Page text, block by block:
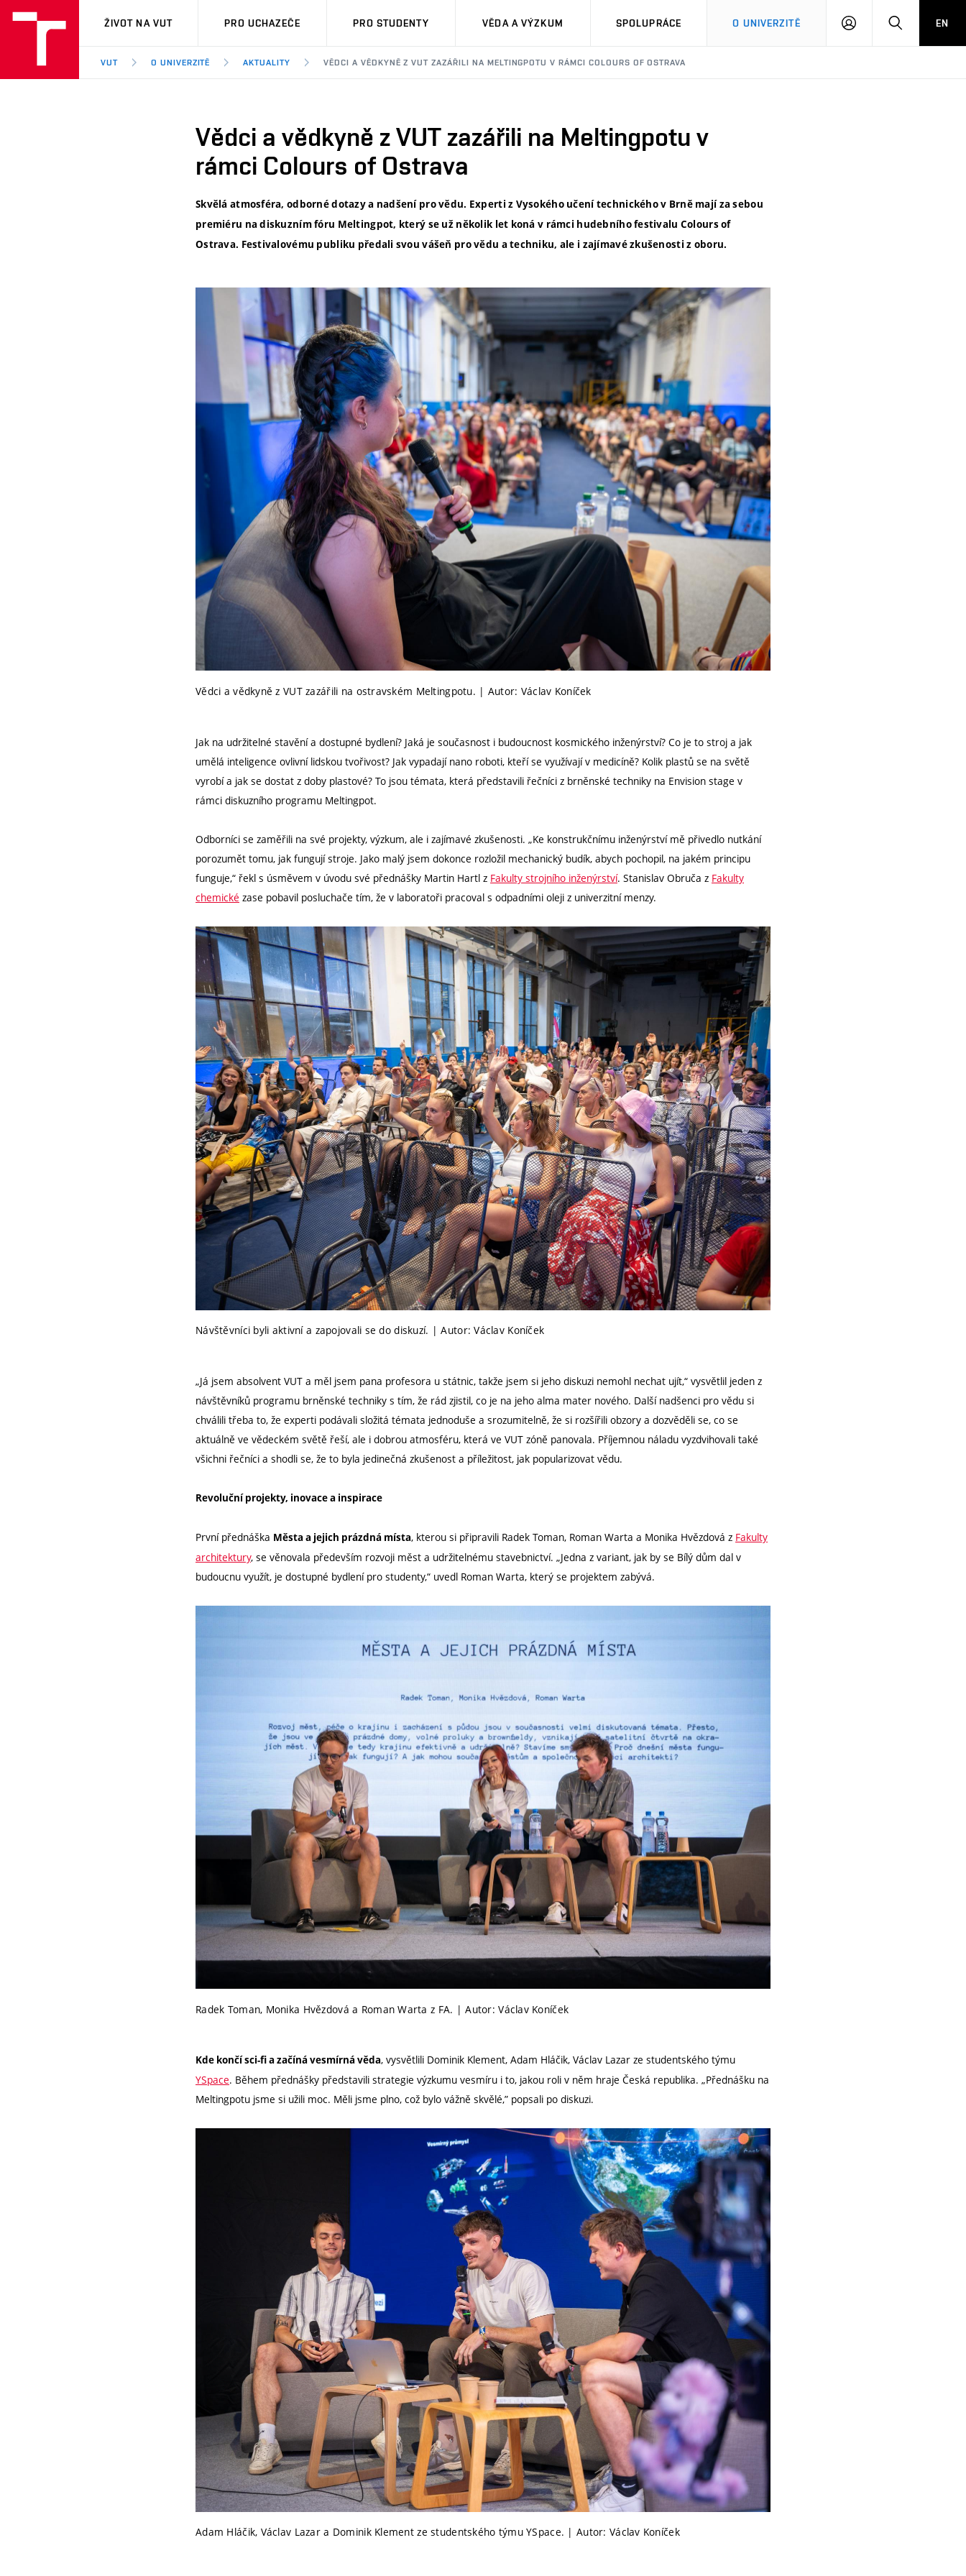
VUT
ŽIVOT NA VUT PRO UCHAZEČE PRO STUDENTY VĚDA A VÝZKUM SPOLUPRÁCE O UNIVERZITĚ
PŘIHLÁSIT HLEDATEN
VUT O UNIVERZITĚ AKTUALITY VĚDCI A VĚDKYNĚ Z VUT ZAZÁŘILI NA MELTINGPOTU V RÁMCI COLOURS OF OSTRAVA
Vědci a vědkyně z VUT zazářili na Meltingpotu v
rámci Colours of Ostrava
Skvělá atmosféra, odborné dotazy a nadšení pro vědu. Experti z Vysokého učení technického v Brně mají za sebou
premiéru na diskuzním fóru Meltingpot, který se už několik let koná v rámci hudebního festivalu Colours of
Ostrava. Festivalovému publiku předali svou vášeň pro vědu a techniku, ale i zajímavé zkušenosti z oboru.
Vědci a vědkyně z VUT zazářili na ostravském Meltingpotu. | Autor: Václav Koníček
Jak na udržitelné stavění a dostupné bydlení? Jaká je současnost i budoucnost kosmického inženýrství? Co je to stroj a jak
umělá inteligence ovlivní lidskou tvořivost? Jak vypadají nano roboti, kteří se využívají v medicíně? Kolik plastů se na světě
vyrobí a jak se dostat z doby plastové? To jsou témata, která představili řečníci z brněnské techniky na Envision stage v
rámci diskuzního programu Meltingpot.
Odborníci se zaměřili na své projekty, výzkum, ale i zajímavé zkušenosti. „Ke konstrukčnímu inženýrství mě přivedlo nutkání
porozumět tomu, jak fungují stroje. Jako malý jsem dokonce rozložil mechanický budík, abych pochopil, na jakém principu
funguje,“ řekl s úsměvem v úvodu své přednášky Martin Hartl z Fakulty strojního inženýrství. Stanislav Obruča z Fakulty
chemické zase pobavil posluchače tím, že v laboratoři pracoval s odpadními oleji z univerzitní menzy.
Návštěvníci byli aktivní a zapojovali se do diskuzí. | Autor: Václav Koníček
„Já jsem absolvent VUT a měl jsem pana profesora u státnic, takže jsem si jeho diskuzi nemohl nechat ujít,“ vysvětlil jeden z
návštěvníků programu brněnské techniky s tím, že rád zjistil, co je na jeho alma mater nového. Další nadšenci pro vědu si
chválili třeba to, že experti podávali složitá témata jednoduše a srozumitelně, že si rozšířili obzory a dozvěděli se, co se
aktuálně ve vědeckém světě řeší, ale i dobrou atmosféru, která ve VUT zóně panovala. Příjemnou náladu vyzdvihovali také
všichni řečníci a shodli se, že to byla jedinečná zkušenost a příležitost, jak popularizovat vědu.
Revoluční projekty, inovace a inspirace
První přednáška Města a jejich prázdná místa, kterou si připravili Radek Toman, Roman Warta a Monika Hvězdová z Fakulty
architektury, se věnovala především rozvoji měst a udržitelnému stavebnictví. „Jedna z variant, jak by se Bílý dům dal v
budoucnu využít, je dostupné bydlení pro studenty,“ uvedl Roman Warta, který se projektem zabývá.
Radek Toman, Monika Hvězdová a Roman Warta z FA. | Autor: Václav Koníček
Kde končí sci-fi a začíná vesmírná věda, vysvětlili Dominik Klement, Adam Hláčik, Václav Lazar ze studentského týmu
YSpace. Během přednášky představili strategie výzkumu vesmíru i to, jakou roli v něm hraje Česká republika. „Přednášku na
Meltingpotu jsme si užili moc. Měli jsme plno, což bylo vážně skvělé,” popsali po diskuzi.
Adam Hláčik, Václav Lazar a Dominik Klement ze studentského týmu YSpace. | Autor: Václav Koníček